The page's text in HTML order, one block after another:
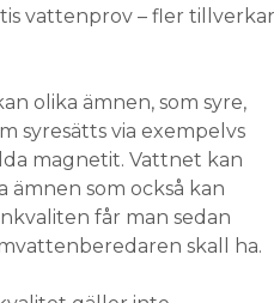
vattenprov – fler
olika ämnen, som syre,
syresätts via exempelvs
magnetit. Vattnet kan
som också kan
får man sedan
skall ha.